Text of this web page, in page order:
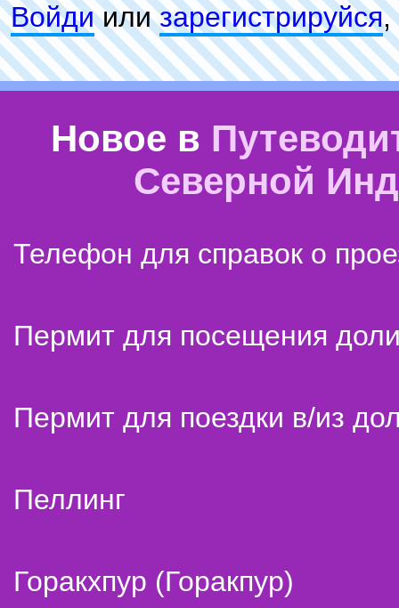
Войдиилизарeгиcтpируйся,
Новое в
Северной
Телефон для справок о
Пермит для посещения
Пермит для поездки в/из
Пеллинг
Горакхпур (Горакпур)